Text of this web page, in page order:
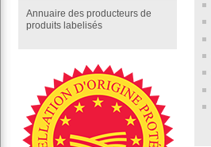
Annuaire des producteurs de
produits labelisés